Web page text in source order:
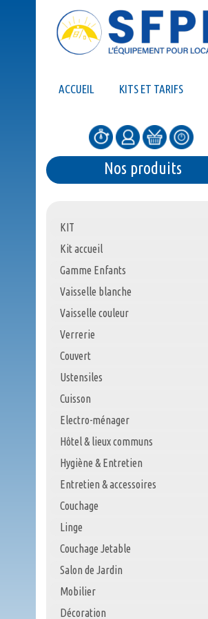
ACCUEIL KITS ET TARIFS
Nos produits
KIT
Kit accueil
Gamme Enfants
Vaisselle blanche
Vaisselle couleur
Verrerie
Couvert
Ustensiles
Cuisson
Electro-ménager
Hôtel & lieux communs
Hygiène & Entretien
Entretien & accessoires
Couchage
Linge
Couchage Jetable
Salon de Jardin
Mobilier
Décoration